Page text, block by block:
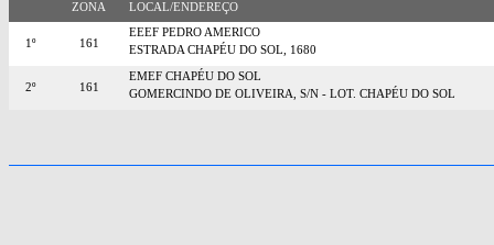
ZONA LOCAL/ENDEREÇO
1º 161
EEEF PEDRO AMERICO
ESTRADA CHAPÉU DO SOL, 1680
2º 161
EMEF CHAPÉU DO SOL
GOMERCINDO DE OLIVEIRA, S/N - LOT. CHAPÉU DO SOL